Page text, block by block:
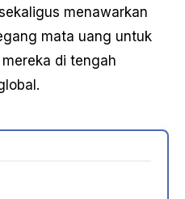
menawarkan
mata uang untuk
di tengah